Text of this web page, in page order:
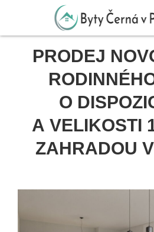
PRODEJ
O
A VELIKOSTI
ZAHRADOU